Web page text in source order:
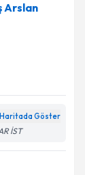
Arslan
Haritada Göster
İST